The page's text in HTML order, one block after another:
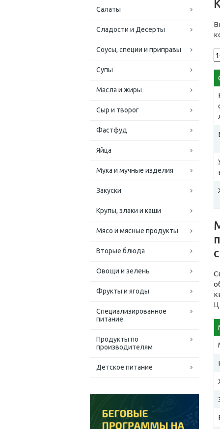
Салаты
Сладости и Десерты
Соусы, специи и приправы
Супы
Масла и жиры
Сыр и творог
Фастфуд
Яйца
Мука и мучные изделия
Закуски
Крупы, злаки и каши
Мясо и мясные продукты
Вторые блюда
Овощи и зелень
Фрукты и ягоды
Специализированное
питание
Продукты по
производителям
Детское питание